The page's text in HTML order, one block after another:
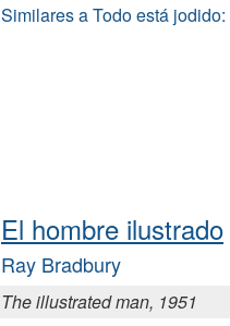
Similares a Todo está
El hombre ilustrado
Ray Bradbury
The illustrated man, 1951